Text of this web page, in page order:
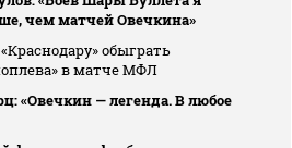
чем матчей Овечкина»
обыграть
в матче МФЛ
«Овечкин — легенда. В любое